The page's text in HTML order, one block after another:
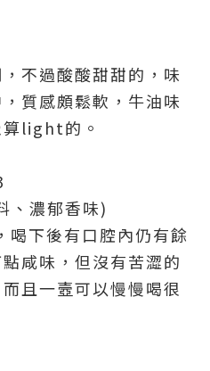
不過酸酸甜甜的，味
質感頗鬆軟， 牛油味
算light的。
、濃郁香味)
下後有口腔內仍有餘
咸味，但沒有苦澀的
且一壼可以慢慢喝很